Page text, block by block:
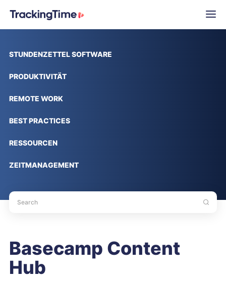
STUNDENZETTEL SOFTWARE
PRODUKTIVITÄT
REMOTE WORK
BEST PRACTICES
RESSOURCEN
ZEITMANAGEMENT
Basecamp Content
Hub